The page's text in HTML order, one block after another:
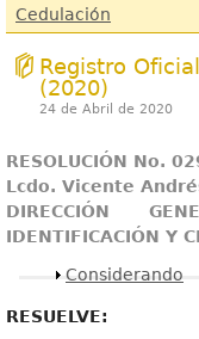
Cedulación
Registro
(2020)
24 de Abril de 2020
RESOLUCIÓN No.
Lcdo. Vicente
DIRECCIÓN
IDENTIFICACIÓN Y
Mostrar
Considerando
RESUELVE: